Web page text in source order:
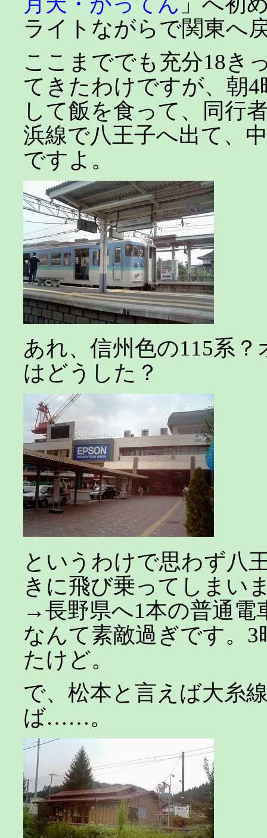
ライトながらで関東へ
ここまででも充分18き
てきたわけですが、朝
して飯を食って、同行
浜線で八王子へ出て、
ですよ。
あれ、信州色の115系
はどうした？
というわけで思わず八
きに飛び乗ってしまい
→長野県へ1本の普通電
なんて素敵過ぎです。3
たけど。
で、松本と言えば大糸
ば……。